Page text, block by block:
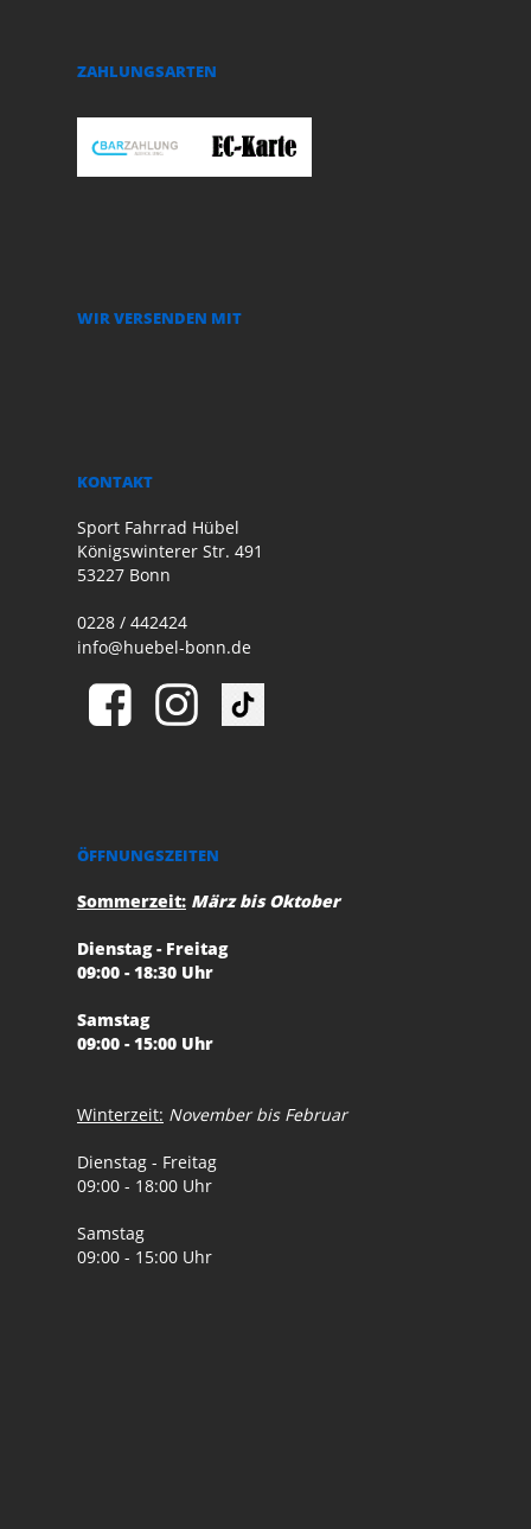
ZAHLUNGSARTEN
WIR VERSENDEN MIT
KONTAKT
Sport Fahrrad Hübel
Königswinterer Str. 491
53227 Bonn
0228 / 442424
info@huebel-bonn.de
ÖFFNUNGSZEITEN
Sommerzeit: März bis Oktober
Dienstag - Freitag
09:00 - 18:30 Uhr
Samstag
09:00 - 15:00 Uhr
Winterzeit: November bis Februar
Dienstag - Freitag
09:00 - 18:00 Uhr
Samstag
09:00 - 15:00 Uhr